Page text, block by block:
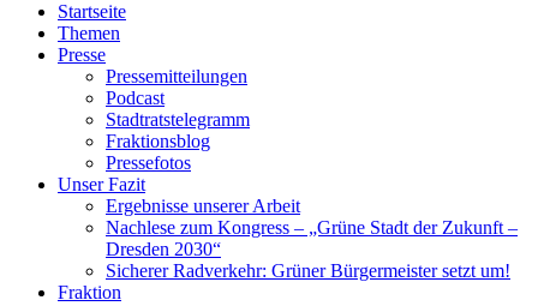
Startseite
Themen
Presse
Pressemitteilungen
Podcast
Stadtratstelegramm
Fraktionsblog
Pressefotos
Unser Fazit
Ergebnisse unserer Arbeit
Nachlese zum Kongress – „Grüne Stadt der Zukunft –
Dresden 2030“
Sicherer Radverkehr: Grüner Bürgermeister setzt um!
Fraktion